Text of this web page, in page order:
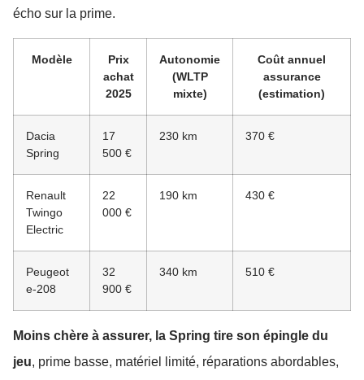
écho sur la prime.
Modèle
Prix
achat
2025
Autonomie
(WLTP
mixte)
Coût annuel
assurance
(estimation)
Dacia
Spring
17
500 €
230 km 370 €
Renault
Twingo
Electric
22
000 €
190 km 430 €
Peugeot
e-208
32
900 €
340 km 510 €
Moins chère à assurer, la Spring tire son épingle du
jeu, prime basse, matériel limité, réparations abordables,